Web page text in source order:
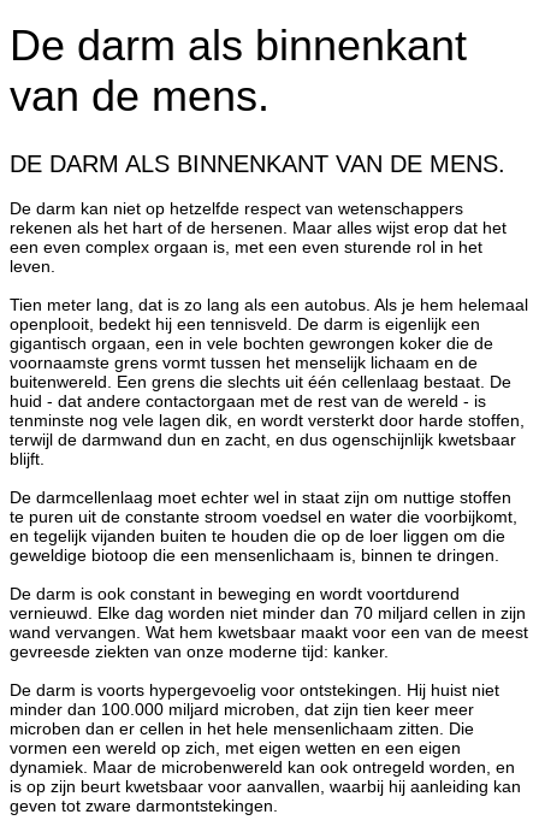
De darm als binnenkant
van de mens.
DE DARM ALS BINNENKANT VAN DE MENS.
De darm kan niet op hetzelfde respect van wetenschappers
rekenen als het hart of de hersenen. Maar alles wijst erop dat het
een even complex orgaan is, met een even sturende rol in het
leven.
Tien meter lang, dat is zo lang als een autobus. Als je hem helemaal
openplooit, bedekt hij een tennisveld. De darm is eigenlijk een
gigantisch orgaan, een in vele bochten gewrongen koker die de
voornaamste grens vormt tussen het menselijk lichaam en de
buitenwereld. Een grens die slechts uit één cellenlaag bestaat. De
huid - dat andere contactorgaan met de rest van de wereld - is
tenminste nog vele lagen dik, en wordt versterkt door harde stoffen,
terwijl de darmwand dun en zacht, en dus ogenschijnlijk kwetsbaar
blijft.
De darmcellenlaag moet echter wel in staat zijn om nuttige stoffen
te puren uit de constante stroom voedsel en water die voorbijkomt,
en tegelijk vijanden buiten te houden die op de loer liggen om die
geweldige biotoop die een mensenlichaam is, binnen te dringen.
De darm is ook constant in beweging en wordt voortdurend
vernieuwd. Elke dag worden niet minder dan 70 miljard cellen in zijn
wand vervangen. Wat hem kwetsbaar maakt voor een van de meest
gevreesde ziekten van onze moderne tijd: kanker.
De darm is voorts hypergevoelig voor ontstekingen. Hij huist niet
minder dan 100.000 miljard microben, dat zijn tien keer meer
microben dan er cellen in het hele mensenlichaam zitten. Die
vormen een wereld op zich, met eigen wetten en een eigen
dynamiek. Maar de microbenwereld kan ook ontregeld worden, en
is op zijn beurt kwetsbaar voor aanvallen, waarbij hij aanleiding kan
geven tot zware darmontstekingen.